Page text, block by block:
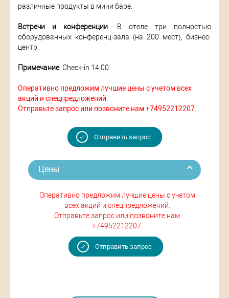
различные продукты в мини баре.
Встречи и конференции . В отеле три полностью
оборудованных конференц-зала (на 200 мест), бизнес-
центр.
Примечание. Check-in 14:00.
Оперативно предложим лучшие цены с учетом всех
акций и спецпредложений.
Отправьте запрос или позвоните нам +74952212207.
Отправить запрос
Цены
Оперативно предложим лучшие цены с учетом
всех акций и спецпредложений.
Отправьте запрос или позвоните нам
+74952212207.
Отправить запрос